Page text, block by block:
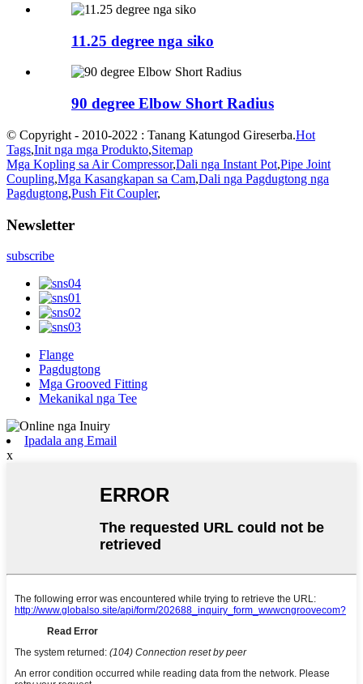
11.25 degree nga siko
90 degree Elbow Short Radius
© Copyright - 2010-2022 : Tanang Katungod Gireserba.Hot
Tags,Init nga mga Produkto,Sitemap
Mga Kopling sa Air Compressor,Dali nga Instant Pot,Pipe Joint
Coupling,Mga Kasangkapan sa Cam,Dali nga Pagdugtong nga
Pagdugtong,Push Fit Coupler,
Newsletter
subscribe
Flange
Pagdugtong
Mga Grooved Fitting
Mekanikal nga Tee
Ipadala ang Email
x